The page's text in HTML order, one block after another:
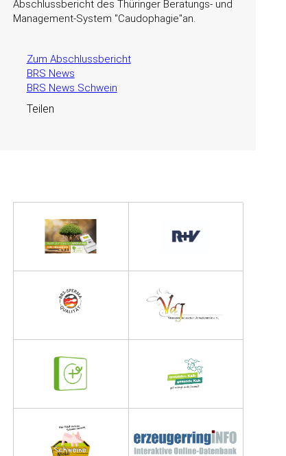
Abschlussbericht des Thüringer Beratungs- und
Management-System
Caudophagie an.
Zum Abschlussbericht
BRS News
BRS News Schwein
Teilen